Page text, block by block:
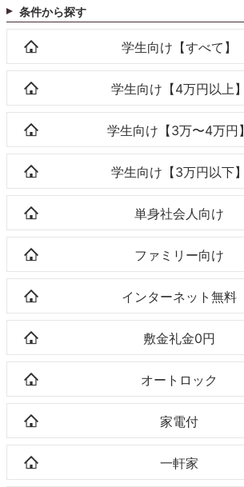
条件から探す
学生向け【すべて】
学生向け【4万円以上】
学生向け【3万〜4万円】
学生向け【3万円以下】
単身社会人向け
ファミリー向け
インターネット無料
敷金礼金0円
オートロック
家電付
一軒家